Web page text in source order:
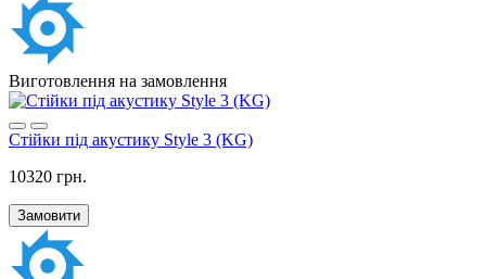
Виготовлення на замовлення
Стійки під акустику Style 3 (KG)
10320 грн.
Замовити